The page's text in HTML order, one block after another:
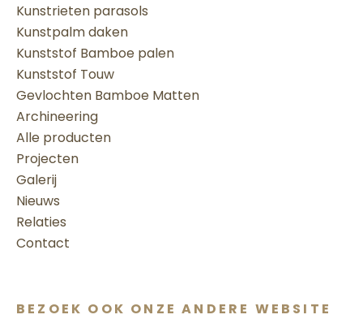
Kunstrieten parasols
Kunstpalm daken
Kunststof Bamboe palen
Kunststof Touw
Gevlochten Bamboe Matten
Archineering
Alle producten
Projecten
Galerij
Nieuws
Relaties
Contact
BEZOEK OOK ONZE ANDERE WEBSITE